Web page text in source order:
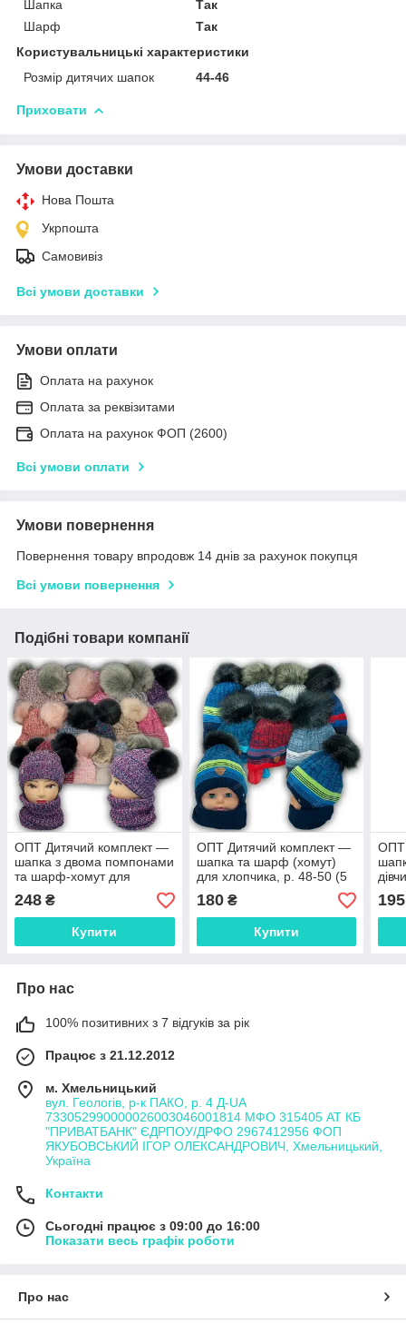
Шапка
Так
Шарф
Так
Користувальницькі характеристики
Розмір дитячих шапок
44-46
Приховати
Умови доставки
Нова Пошта
Укрпошта
Самовивіз
Всі умови доставки
Умови оплати
Оплата на рахунок
Оплата за реквізитами
Оплата на рахунок ФОП (2600)
Всі умови оплати
Умови повернення
Повернення товару впродовж 14 днів за рахунок покупця
Всі умови повернення
Подібні товари компанії
ОПТ Дитячий комплект —
шапка з двома помпонами
та шарф-хомут для
дівчинки, 48-50 (5 шт./
набір)
248 ₴
Купити
ОПТ Дитячий комплект —
шапка та шарф (хомут)
для хлопчика, р. 48-50 (5
шт./набір)
180₴
Купити
ОПТ
195
Про нас
100% позитивних з 7 відгуків за рік
Працює з 21.12.2012
м. Хмельницький
вул. Геологів, р-к ПАКО, р. 4 Д-UA
733052990000026003046001814 МФО 315405 АТ КБ
"ПРИВАТБАНК" ЄДРПОУ/ДРФО 2967412956 ФОП
ЯКУБОВСЬКИЙ ІГОР ОЛЕКСАНДРОВИЧ, Хмельницький,
Україна
Контакти
Сьогодні працює з 09:00 до 16:00
Показати весь графік роботи
Про нас